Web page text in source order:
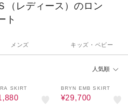
（レディース）のロン
ト
メンズ キッズ・ベビー
人気順
SKIRT
BRYN EMB SKIRT
¥29,700